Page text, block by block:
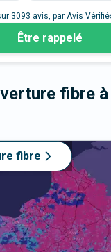
3093 avis, par Avis
Être rappelé
fibre
fibre